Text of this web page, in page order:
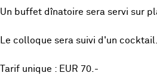
Un buffet dînatoire sera servi sur
Le colloque sera suivi d'un cocktail.
Tarif unique : EUR 70.-